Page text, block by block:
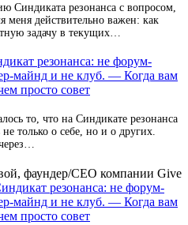
Синдиката резонанса с вопросом,
меня действительно важен: как
задачу в текущих…
резонанса: не форум-
майнд и не клуб. — Когда вам
просто совет
то, что на Синдикате резонанса
только о себе, но и о других.
фаундер/СЕО компании Give
резонанса: не форум-
майнд и не клуб. — Когда вам
просто совет